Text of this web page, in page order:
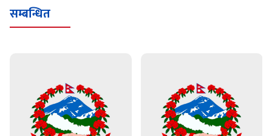
सम्बन्धित